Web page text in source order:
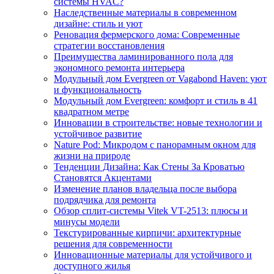
Наследственные материалы в современном
дизайне: стиль и уют
Реновация фермерского дома: Современные
стратегии восстановления
Преимущества ламинированного пола для
экономного ремонта интерьера
Модульный дом Evergreen от Vagabond Haven: уют
и функциональность
Модульный дом Evergreen: комфорт и стиль в 41
квадратном метре
Инновации в строительстве: новые технологии и
устойчивое развитие
Nature Pod: Микродом с панорамным окном для
жизни на природе
Тенденции Дизайна: Как Стены За Кроватью
Становятся Акцентами
Изменение планов владельца после выбора
подрядчика для ремонта
Обзор сплит-системы Vitek VT-2513: плюсы и
минусы модели
Текстурированные кирпичи: архитектурные
решения для современности
Инновационные материалы для устойчивого и
доступного жилья